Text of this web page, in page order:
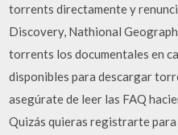
torrents directamente y
Discovery, Nathional
torrents los documentales en
disponibles para descargar
asegúrate de leer las FAQ
Quizás quieras registrarte